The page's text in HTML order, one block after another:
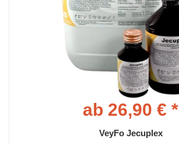
ab 26,90 € *
VeyFo Jecuplex